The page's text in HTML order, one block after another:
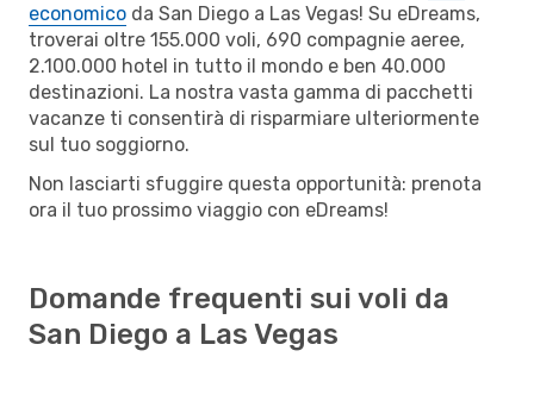
economico da San Diego a Las Vegas! Su eDreams,
troverai oltre 155.000 voli, 690 compagnie aeree,
2.100.000 hotel in tutto il mondo e ben 40.000
destinazioni. La nostra vasta gamma di pacchetti
vacanze ti consentirà di risparmiare ulteriormente
sul tuo soggiorno.
Non lasciarti sfuggire questa opportunità: prenota
ora il tuo prossimo viaggio con eDreams!
Domande frequenti sui voli da
San Diego a Las Vegas